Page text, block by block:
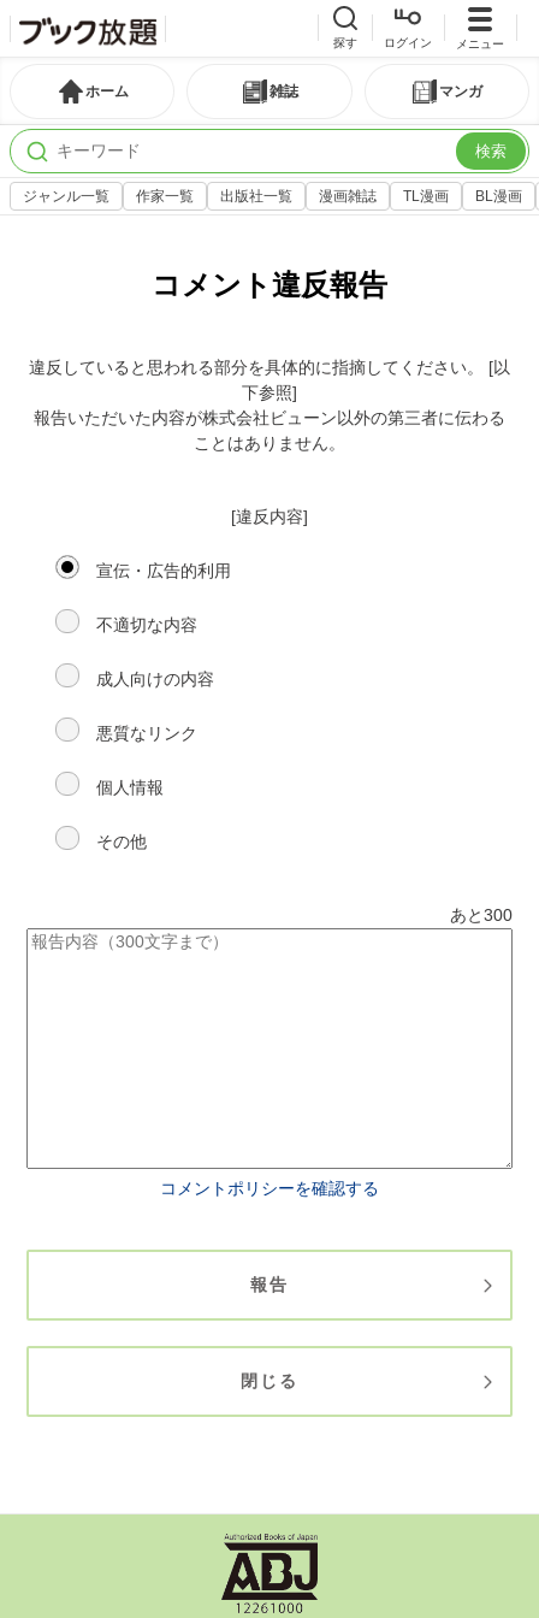
探す ログイン メニュー
ホーム 雑誌 マンガ
検索
ジャンル一覧 作家一覧 出版社一覧 漫画雑誌 TL漫画 BL漫画
コメント違反報告
違反していると思われる部分を具体的に指摘してください。 [以
下参照]
報告いただいた内容が株式会社ビューン以外の第三者に伝わる
ことはありません。
[違反内容]
宣伝・広告的利用
不適切な内容
成人向けの内容
悪質なリンク
個人情報
その他
あと300
コメントポリシーを確認する
報告
閉じる